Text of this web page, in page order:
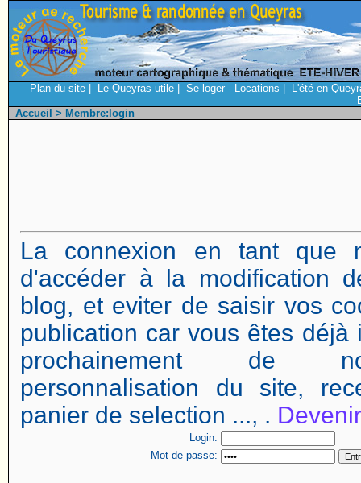
Plan du site Le Queyras utile Se loger - Locations
L'été en
Accueil > Membre:login
La connexion en tant que
d'accéder à la modification
blog, et eviter de saisir vos
publication car vous êtes déjà
prochainement de
personnalisation du site,
panier de selection ..., .
Login:
Mot de passe: